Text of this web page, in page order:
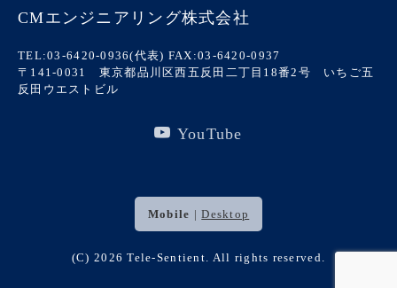
CMエンジニアリング株式会社
TEL:03-6420-0936(代表) FAX:03-6420-0937
〒141-0031 東京都品川区西五反田二丁目18番2号 いちご五
反田ウエストビル
YouTube
Mobile |Desktop
(C) 2026Tele-Sentient . All rights reserved.